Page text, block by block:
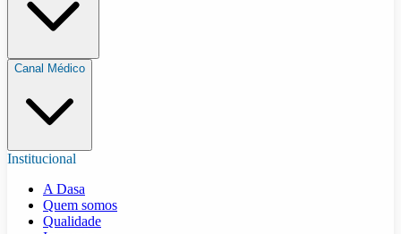
Canal Médico
Institucional
A Dasa
Quem somos
Qualidade